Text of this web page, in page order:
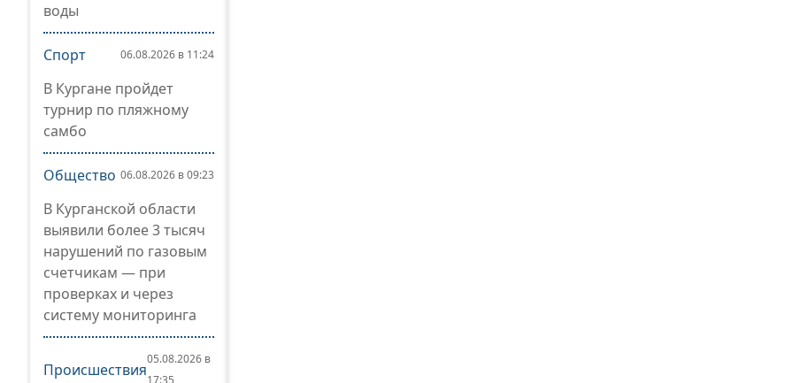
воды
Спорт 06.08.2026 в 11:24
В Кургане пройдет
турнир по пляжному
самбо
Общество 06.08.2026 в 09:23
В Курганской области
выявили более 3 тысяч
нарушений по газовым
счетчикам — при
проверках и через
систему мониторинга
Происшествия
05.08.2026 в
17:35